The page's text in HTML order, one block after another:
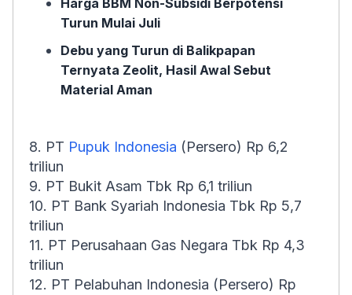
Harga BBM Non-Subsidi Berpotensi
Turun Mulai Juli
Debu yang Turun di Balikpapan
Ternyata Zeolit, Hasil Awal Sebut
Material Aman
8. PT Pupuk Indonesia (Persero) Rp 6,2
triliun
9. PT Bukit Asam Tbk Rp 6,1 triliun
10. PT Bank Syariah Indonesia Tbk Rp 5,7
triliun
11. PT Perusahaan Gas Negara Tbk Rp 4,3
triliun
12. PT Pelabuhan Indonesia (Persero) Rp